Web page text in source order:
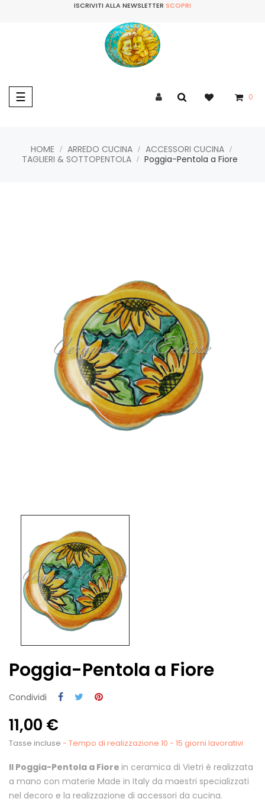
ISCRIVITI ALLA NEWSLETTER SCOPRI
navigazione
Toggle
☰ 0
HOME ARREDO CUCINA
ACCESSORI CUCINA
TAGLIERI & SOTTOPENTOLA
Poggia-Pentola a Fiore
Poggia-Pentola a Fiore
Condividi
11,00 €
Tasse incluse - Tempo di realizzazione 10 - 15 giorni lavorativi
Il Poggia-Pentola a Fiore in ceramica di Vietri è realizzata
a mano con materie Made in Italy da maestri specializzati
nel decoro e la realizzazione di accessori da cucina.